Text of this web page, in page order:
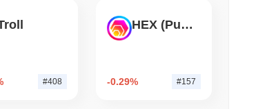
억 달러의 래핑 비트코인 전환
#408
HEX (Pulsechain)
-0.29% #157